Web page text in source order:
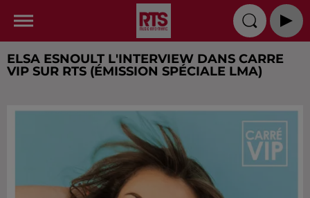
ELSA ESNOULT L'INTERVIEW DANS CARRE
VIP SUR RTS (ÉMISSION SPÉCIALE LMA)